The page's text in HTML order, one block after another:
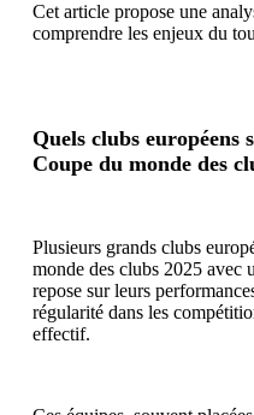
Cet article propose une
comprendre les enjeux du
Quels clubs européens
Coupe du monde des
Plusieurs grands clubs
monde des clubs 2025 avec
repose sur leurs
régularité dans les
effectif.